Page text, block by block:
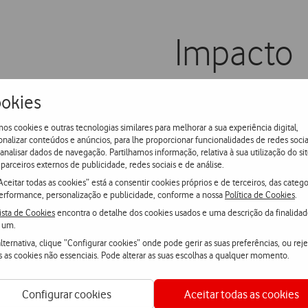
cookies e outras tecnologias similares para melhorar a sua experiência digital,
conteúdos e anúncios, para lhe proporcionar funcionalidades de redes
dados de navegação. Partilhamos informação, relativa à sua utilização do
externos de publicidade, redes sociais e de análise.
todas as cookies” está a consentir cookies próprios e de terceiros, das
personalização e publicidade, conforme a nossa Política de Cookies
de Cookiesencontra o detalhe dos cookies usados e uma descrição da
clique “Configurar cookies” onde pode gerir as suas preferências, ou
as cookies não essenciais. Pode alterar as suas escolhas a qualquer momento.
Configurar cookies Aceitar todas as cookies
Impacto
Os mercados locais de
eletrónico, reduzem os
importante papel de
contribuindo para uma
consumos de energia ao
dos produtos até ao